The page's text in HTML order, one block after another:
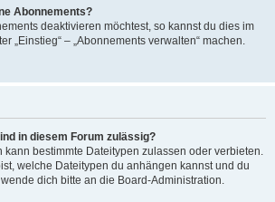
Abonnements?
deaktivieren möchtest, so kannst du dies im
„Einstieg“ – „Abonnements verwalten“ machen.
in diesem Forum zulässig?
kann bestimmte Dateitypen zulassen oder verbieten.
welche Dateitypen du anhängen kannst und du
dich bitte an die Board-Administration.